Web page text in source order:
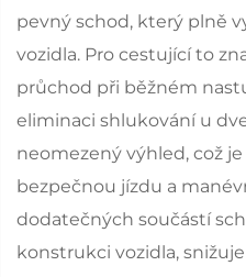
pevný schod, který plně
vozidla. Pro cestující to
průchod při běžném
eliminaci shlukování u
neomezený výhled, což
bezpečnou jízdu a
dodatečných součástí
konstrukci vozidla,